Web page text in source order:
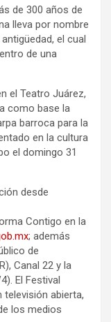
de 300 años de
lleva por nombre
el cual
de una
el Teatro Juárez,
como base la
barroca para la
en la cultura
el domingo 31
desde
Contigo en la
; además
de
Canal 22 y la
El Festival
televisión abierta,
los medios